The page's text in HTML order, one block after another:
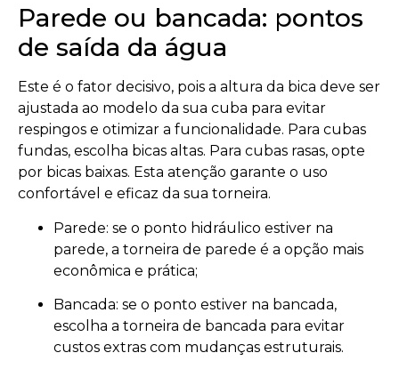
Parede ou bancada: pontos
de saída da água
Este é o fator decisivo, pois a altura da bica deve ser
ajustada ao modelo da sua cuba para evitar
respingos e otimizar a funcionalidade. Para cubas
fundas, escolha bicas altas. Para cubas rasas, opte
por bicas baixas. Esta atenção garante o uso
confortável e eficaz da sua torneira.
Parede: se o ponto hidráulico estiver na
parede, a torneira de parede é a opção mais
econômica e prática;
Bancada: se o ponto estiver na bancada,
escolha a torneira de bancada para evitar
custos extras com mudanças estruturais.